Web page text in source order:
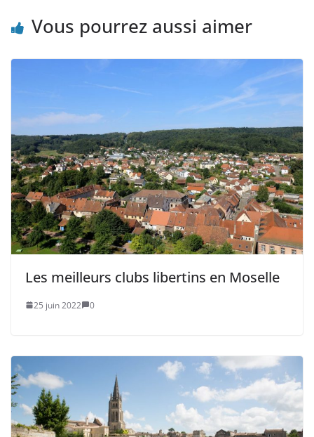
Vous pourrez aussi aimer
Les meilleurs clubs libertins en Moselle
25 juin 2022 0